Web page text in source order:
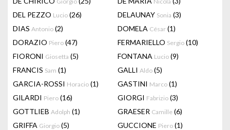
DEL PEZZO Lucio (26) DELAUNAY Sonia (3)
DIAS Antonio (2) DOMELA César (1)
DORAZIO Piero (47) FERMARIELLO Sergio (10)
FIORONI Giosetta (5) FONTANA Lucio (9)
FRANCIS Sam (1) GALLI Aldo (5)
GARCIA-ROSSI Horacio (1) GASTINI Marco (1)
GILARDI Piero (16) GIORGI Fabrizio (3)
GOTTLIEB Adolph (1) GRAESER Camille (6)
GRIFFA Giorgio (5) GUCCIONE Piero (1)